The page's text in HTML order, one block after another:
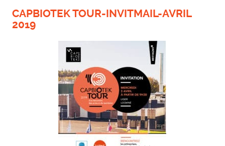
CAPBIOTEK TOUR-INVITMAIL-AVRIL
2019